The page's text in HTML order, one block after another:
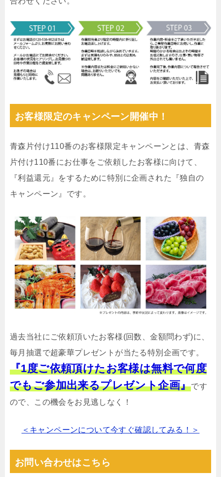
お客様限定のキャンペーン開催中！
青森片付け110番のお客様限定キャンペーンとは、青森
片付け110番にお仕事をご依頼したお客様に向けて、
『利益還元』をするために特別に企画された『独自の
キャンペーン』です。
過去当社にご依頼頂いたお客様(回数、金額問わず)に、
毎月抽選で超豪華プレゼントが当たる特別企画です。
『1度ご依頼頂けたお客様は無料で何度
でもご参加出来るプレゼント企画』です
ので、この機会をお見逃しなく！
＜キャンペーンについて今すぐ確認してみる！＞
お問い合わせはこちら